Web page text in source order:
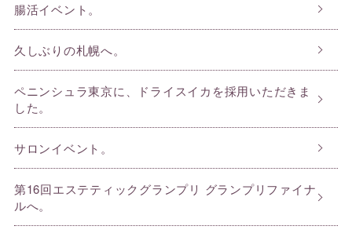
腸活イベント。
久しぶりの札幌へ。
ペニンシュラ東京に、ドライスイカを採用いただきま
した。
サロンイベント。
第16回エステティックグランプリ グランプリファイナ
ルへ。